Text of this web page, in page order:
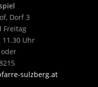
Dorf 3
Freitag
11.30 Uhr
oder
sulzberg.at